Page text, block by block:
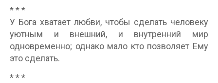
* * *
У Бога хватает любви, чтобы сделать человеку
уютным и внешний, и внутренний мир
одновременно; однако мало кто позволяет Ему
это сделать.
* * *